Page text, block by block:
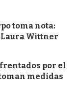
toma nota:
Wittner
por el
medidas